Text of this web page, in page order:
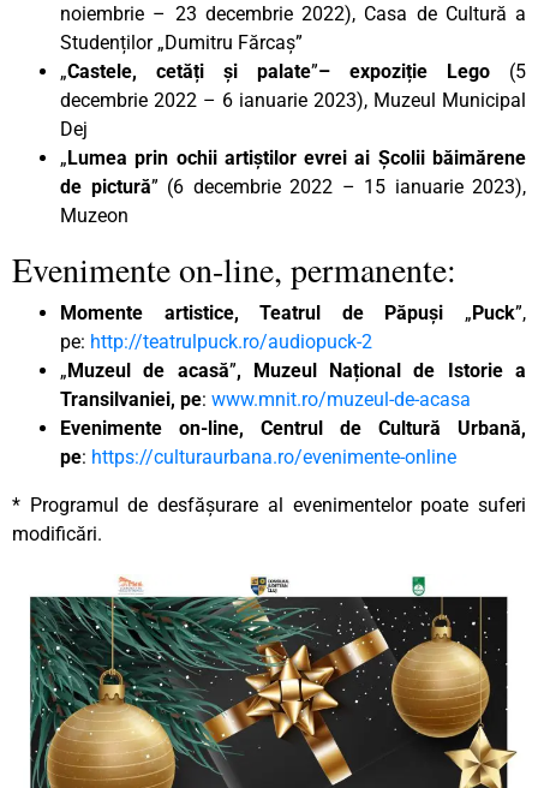
noiembrie – 23 decembrie 2022), Casa de Cultură a
Studenților „Dumitru Fărcaș”
„Castele, cetăți și palate”– expoziție Lego (5
decembrie 2022 – 6 ianuarie 2023), Muzeul Municipal
Dej
„Lumea prin ochii artiștilor evrei ai Școlii băimărene
de pictură” (6 decembrie 2022 – 15 ianuarie 2023),
Muzeon
Evenimente on-line, permanente:
Momente artistice, Teatrul de Păpuși „Puck”,
pe: http://teatrulpuck.ro/audiopuck-2
„Muzeul de acasă”, Muzeul Național de Istorie a
Transilvaniei, pe: www.mnit.ro/muzeul-de-acasa
Evenimente on-line, Centrul de Cultură Urbană,
pe: https://culturaurbana.ro/evenimente-online
* Programul de desfășurare al evenimentelor poate suferi
modificări.